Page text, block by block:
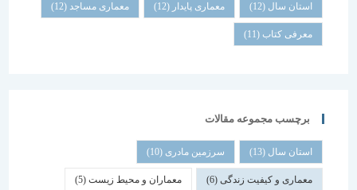
استان سال(12) معماری پایدار (12) معماری مساجد(12)
معرفی کتاب(11)
برچسب مجموعه مقالات
استان سال(13) سرزمین مادری(10)
معماری و کیفیت زندگی(6) معماران و محیط زیست(5)